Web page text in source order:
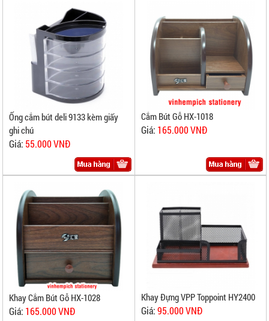
Ống cắm bút deli 9133 kèm giấy
ghi chú
Giá: 55.000 VNĐ
Cắm Bút Gỗ HX-1018
Giá: 165.000 VNĐ
Khay Cắm Bút Gỗ HX-1028
Giá: 165.000 VNĐ
Khay Đựng VPP Toppoint HY2400
Giá:95.000 VNĐ